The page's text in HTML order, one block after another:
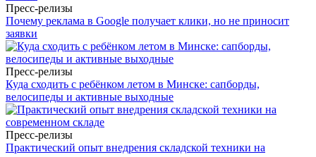
Пресс-релизы
Почему реклама в Google получает клики, но не приносит
заявки
Пресс-релизы
Куда сходить с ребёнком летом в Минске: сапборды,
велосипеды и активные выходные
Пресс-релизы
Практический опыт внедрения складской техники на